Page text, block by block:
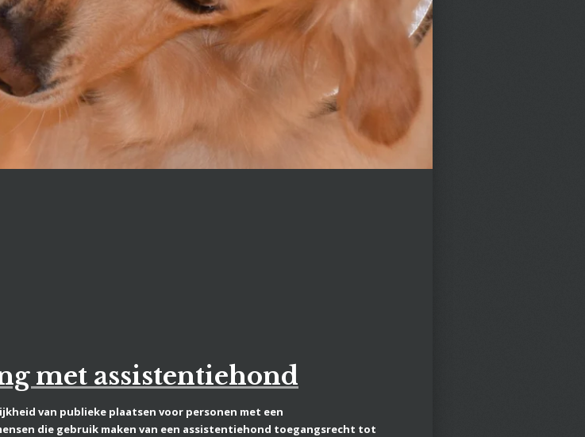
met assistentiehond
van publieke plaatsen voor personen met een
die gebruik maken van een assistentiehond toegangsrecht tot